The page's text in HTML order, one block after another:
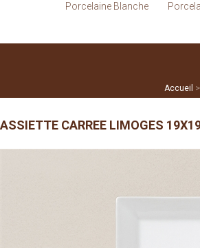
Porcelaine Blanche
Accueil >
ASSIETTE CARREE LIMOGES